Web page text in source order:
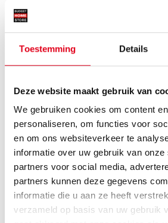
Toestemming Details
Deze website maakt gebruik van
We gebruiken cookies om content
personaliseren, om functies voor
en om ons websiteverkeer te
informatie over uw gebruik van onze
partners voor social media,
partners kunnen deze gegevens
informatie die u aan ze heeft
verzameld op basis van uw gebruik
Industriële stoelen(dans)
past, maar wat voor stoelen passen er bij
eettafel? Combineer verschillende
metalen stoelpoten en een handgreep van
verschillende modellen kiest, gebruik dan
kleuren die in hetzelfde kleurpalet vallen.
Kies dan eens voor diverse tinten om de
maken en een speelse sfeer te creëren.